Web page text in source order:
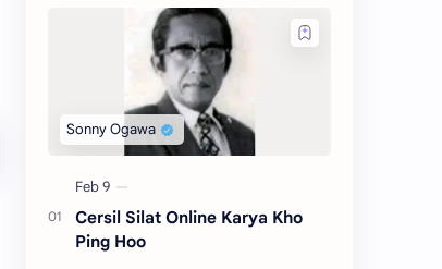
Cersil Silat Online Karya Kho
Ping Hoo